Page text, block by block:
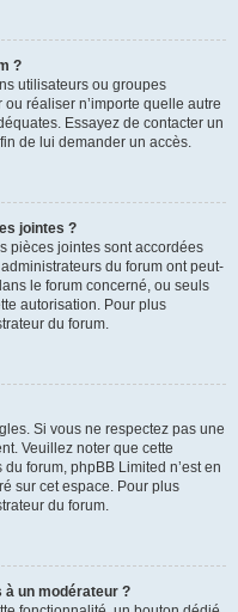
?
utilisateurs ou groupes
réaliser n’importe quelle autre
Essayez de contacter un
de lui demander un accès.
jointes ?
pièces jointes sont accordées
du forum ont peut-
le forum concerné, ou seuls
autorisation. Pour plus
du forum.
Si vous ne respectez pas une
Veuillez noter que cette
forum, phpBB Limited n’est en
sur cet espace. Pour plus
du forum.
un modérateur ?